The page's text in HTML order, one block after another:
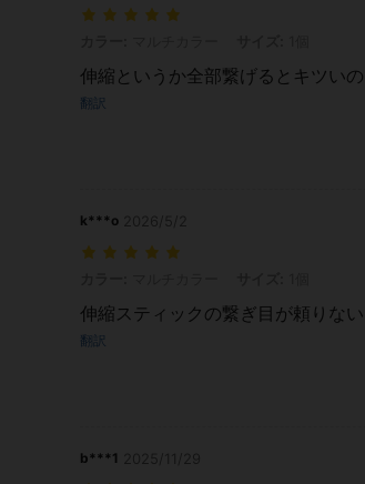
伸縮というか全部繋げるとキツい
翻訳
k***o
伸縮スティックの繋ぎ目が頼りな
翻訳
b***1